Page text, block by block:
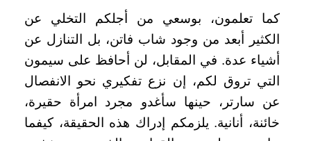
كما تعلمون، بوسعي من أجلكم التخلي عن
الكثير أبعد من وجود شاب فاتن، بل التنازل عن
أشياء عدة. في المقابل، لن أحافظ على سيمون
التي تروق لكم، إن نزع تفكيري نحو الانفصال
عن سارتر، حينها سأغدو مجرد امرأة حقيرة،
خائنة، أنانية. يلزمكم إدراك هذه الحقيقة، كيفما